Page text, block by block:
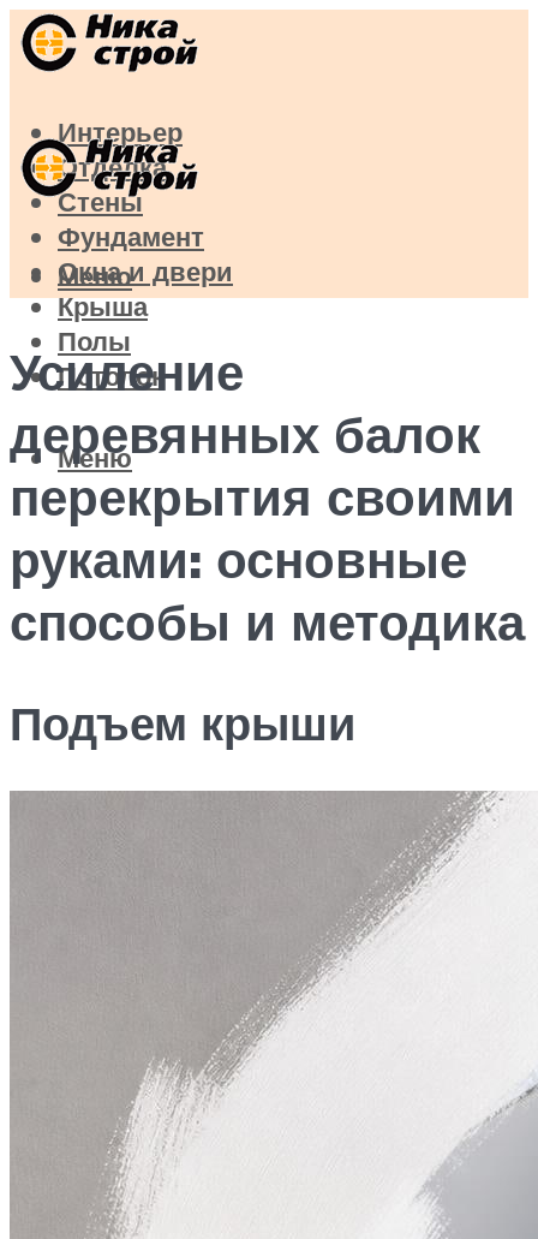
Интерьер
Отделка
Стены
Фундамент
Окна и двери
Крыша
Полы
Потолок
Меню
Меню
Усиление
деревянных балок
перекрытия своими
руками: основные
способы и методика
Подъем крыши